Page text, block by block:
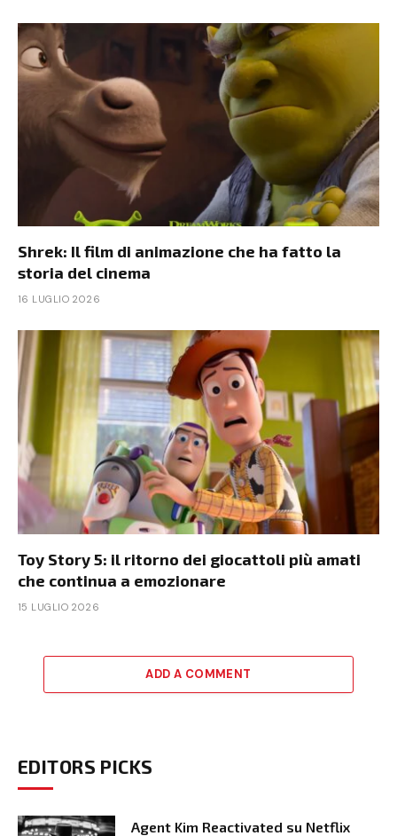
Shrek: Il film di animazione che ha fatto la
storia del cinema
16 LUGLIO 2026
Toy Story 5: il ritorno dei giocattoli più amati
che continua a emozionare
15 LUGLIO 2026
ADD A COMMENT
EDITORS PICKS
Agent Kim Reactivated su Netflix